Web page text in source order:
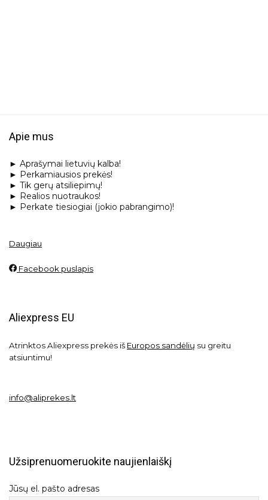
Apie mus
► Aprašymai lietuvių kalba!
► Perkamiausios prekės!
► Tik gerų atsiliepimų!
► Realios nuotraukos!
► Perkate tiesiogiai (jokio pabrangimo)!
Daugiau
Facebook puslapis
Aliexpress EU
Atrinktos Aliexpress prekės iš Europos sandėlių su greitu
atsiuntimu!
info@aliprekes.lt
Užsiprenuomeruokite naujienlaiškį
Jūsų el. pašto adresas